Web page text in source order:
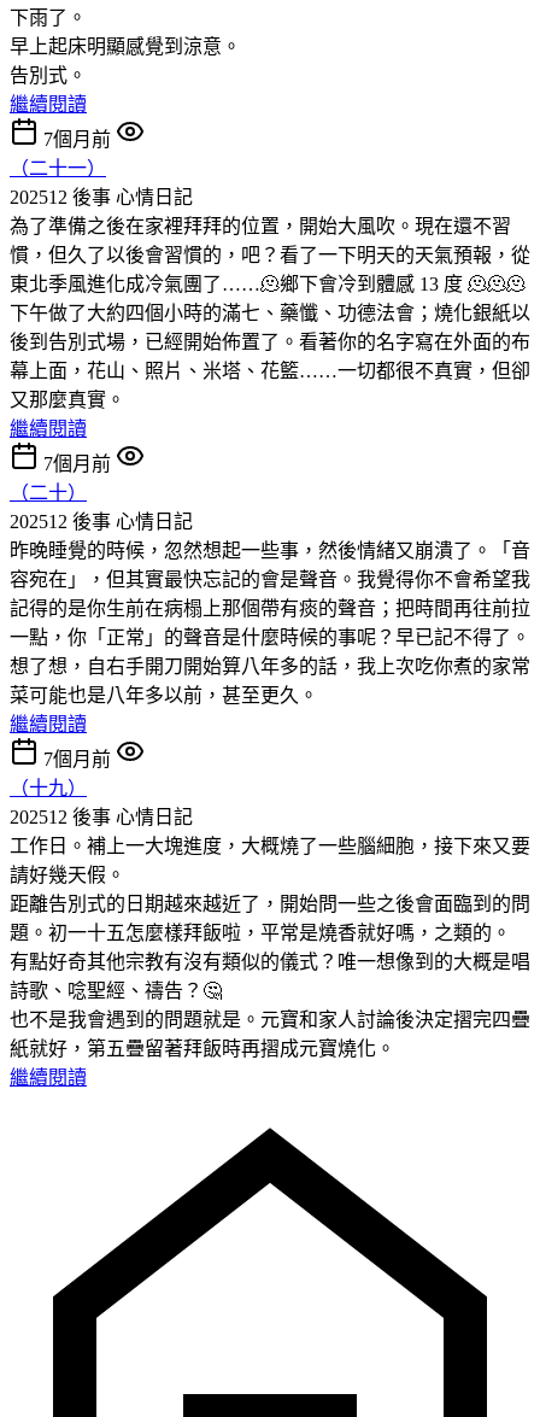
下雨了。
早上起床明顯感覺到涼意。
告別式。
繼續閱讀
7個月前
（二十一）
202512 後事 心情日記
為了準備之後在家裡拜拜的位置，開始大風吹。現在還不習
慣，但久了以後會習慣的，吧？看了一下明天的天氣預報，從
東北季風進化成冷氣團了……🫠鄉下會冷到體感 13 度 🫠🫠🫠
下午做了大約四個小時的滿七、藥懺、功德法會；燒化銀紙以
後到告別式場，已經開始佈置了。看著你的名字寫在外面的布
幕上面，花山、照片、米塔、花籃……一切都很不真實，但卻
又那麼真實。
繼續閱讀
7個月前
（二十）
202512 後事 心情日記
昨晚睡覺的時候，忽然想起一些事，然後情緒又崩潰了。「音
容宛在」，但其實最快忘記的會是聲音。我覺得你不會希望我
記得的是你生前在病榻上那個帶有痰的聲音；把時間再往前拉
一點，你「正常」的聲音是什麼時候的事呢？早已記不得了。
想了想，自右手開刀開始算八年多的話，我上次吃你煮的家常
菜可能也是八年多以前，甚至更久。
繼續閱讀
7個月前
（十九）
202512 後事 心情日記
工作日。補上一大塊進度，大概燒了一些腦細胞，接下來又要
請好幾天假。
距離告別式的日期越來越近了，開始問一些之後會面臨到的問
題。初一十五怎麼樣拜飯啦，平常是燒香就好嗎，之類的。
有點好奇其他宗教有沒有類似的儀式？唯一想像到的大概是唱
詩歌、唸聖經、禱告？🤔
也不是我會遇到的問題就是。元寶和家人討論後決定摺完四疊
紙就好，第五疊留著拜飯時再摺成元寶燒化。
繼續閱讀